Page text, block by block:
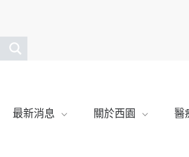
最新消息 關於西園 醫